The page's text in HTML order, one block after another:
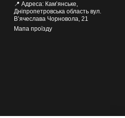
📍 Адреса: Кам’янське,
Дніпропетровська область вул.
В’ячеслава Чорновола, 21
Мапа проїзду